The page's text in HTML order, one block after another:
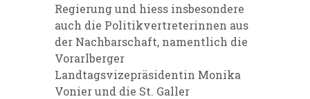
Regierung und hiess insbesondere
auch die Politikvertreterinnen aus
der Nachbarschaft, namentlich die
Vorarlberger
Landtagsvizepräsidentin Monika
Vonier und die St. Galler